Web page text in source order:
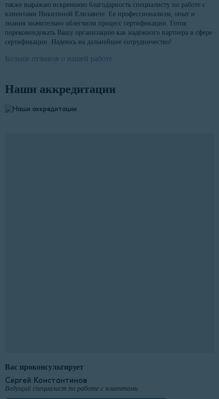
также выражаю искреннюю благодарность специалисту по работе с
клиентами Никитиной Елизавете. Ее профессионализм, опыт и
знания значительно облегчили процесс сертификации. Готов
порекомендовать Вашу организацию как надёжного партнера в сфере
сертификации. Надеюсь на дальнейшее сотрудничество!
Больше отзывов о нашей работе
Наши аккредитации
Вас проконсультирует
Сергей Константинов
Ведущий специалист по работе с клиентами